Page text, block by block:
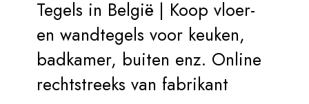
Tegels in België | Koop vloer-
en wandtegels voor keuken,
badkamer, buiten enz. Online
rechtstreeks van fabrikant